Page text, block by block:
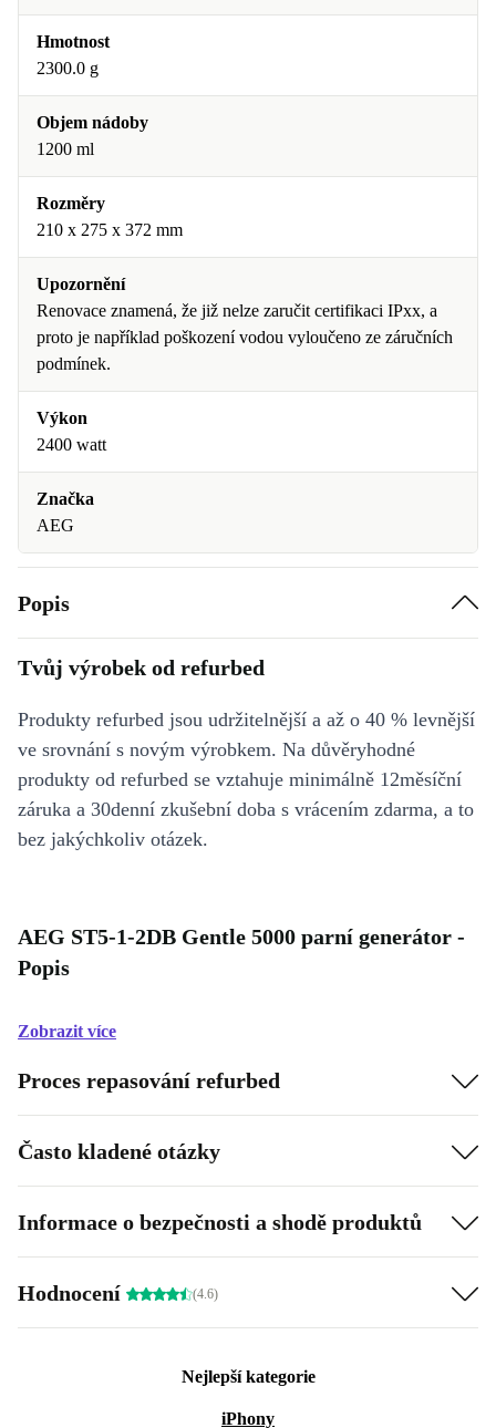
Hmotnost
2300.0 g
Objem nádoby
1200 ml
Rozměry
210 x 275 x 372 mm
Upozornění
Renovace znamená, že již nelze zaručit certifikaci IPxx, a
proto je například poškození vodou vyloučeno ze záručních
podmínek.
Výkon
2400 watt
Značka
AEG
Popis
Tvůj výrobek od refurbed
Produkty refurbed jsou udržitelnější a až o 40 % levnější
ve srovnání s novým výrobkem. Na důvěryhodné
produkty od refurbed se vztahuje minimálně 12měsíční
záruka a 30denní zkušební doba s vrácením zdarma, a to
bez jakýchkoliv otázek.
AEG ST5-1-2DB Gentle 5000 parní generátor -
Popis
Zobrazit více
Proces repasování refurbed
Často kladené otázky
Informace o bezpečnosti a shodě produktů
Hodnocení (4.6)
Nejlepší kategorie
iPhony